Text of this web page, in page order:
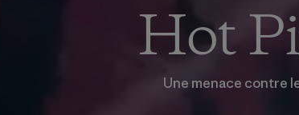
Hot
Une menace contre